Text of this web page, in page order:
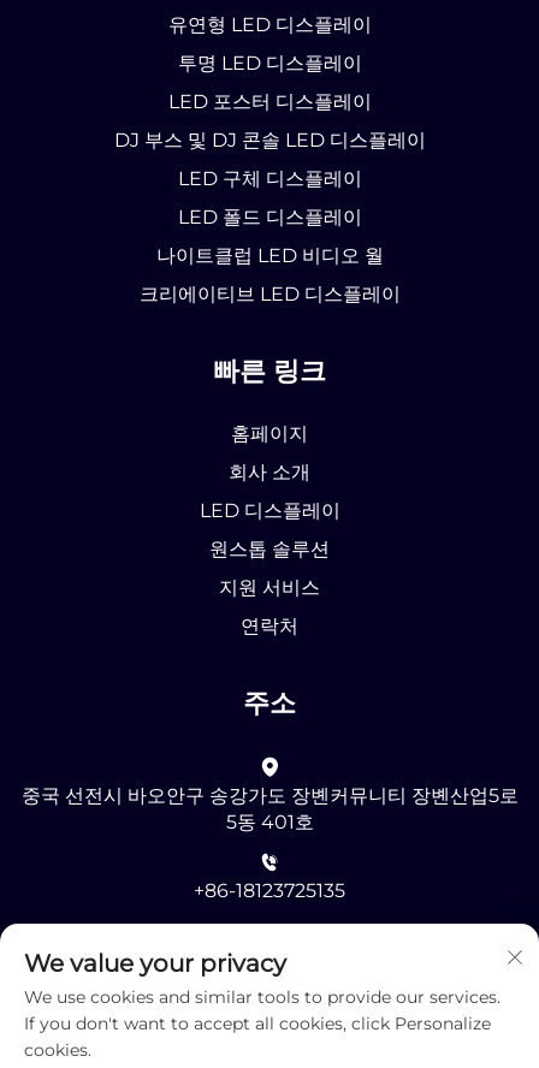
유연형 LED 디스플레이
투명 LED 디스플레이
LED 포스터 디스플레이
DJ 부스 및 DJ 콘솔 LED 디스플레이
LED 구체 디스플레이
LED 폴드 디스플레이
나이트클럽 LED 비디오 월
크리에이티브 LED 디스플레이
빠른 링크
홈페이지
회사 소개
LED 디스플레이
원스톱 솔루션
지원 서비스
연락처
주소
중국 선전시 바오안구 송강가도 장볜커뮤니티 장볜산업5로
5동 401호
+86-18123725135
[email protected]
We value your privacy
We use cookies and similar tools to provide our services.
If you don't want to accept all cookies, click Personalize
cookies.